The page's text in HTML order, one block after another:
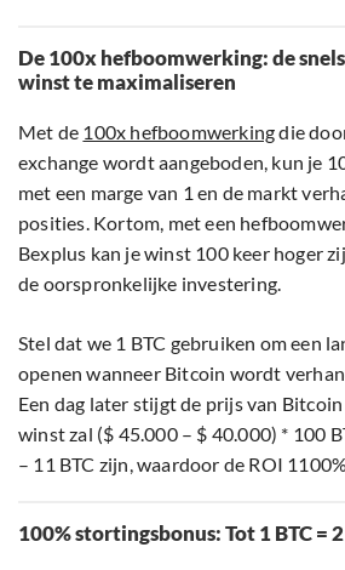
De 100x hefboomwerking: de
winst te maximaliseren
Met de 100x hefboomwerkingdie
exchange wordt aangeboden, kun je
met een marge van 1 en de markt
posities. Kortom, met een
Bexplus kan je winst 100 keer hoger
de oorspronkelijke investering.
Stel dat we 1 BTC gebruiken om een
openen wanneer Bitcoin wordt
Een dag later stijgt de prijs van
winst zal ($ 45.000 – $ 40.000) * 100
– 11 BTC zijn, waardoor de ROI
100% stortingsbonus: Tot 1 BTC = 2